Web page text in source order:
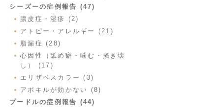
シーズーの症例報告 (47)
膿皮症・湿疹 (2)
アトピー・アレルギー (21)
脂漏症 (28)
心因性（舐め癖・噛む・掻き壊
し） (17)
エリザベスカラー (3)
アポキルが効かない (8)
プードルの症例報告 (44)